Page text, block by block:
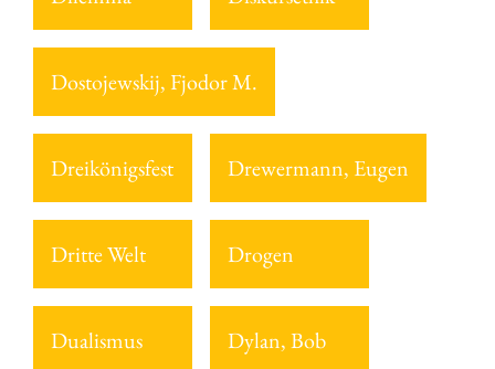
Dostojewskij, Fjodor M.
Dreikönigsfest Drewermann, Eugen
Dritte Welt Drogen
Dualismus Dylan, Bob